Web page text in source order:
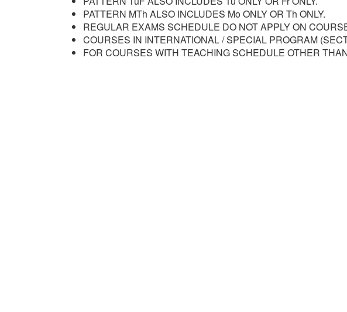
PATTERN MTh ALSO INCLUDES Mo ONLY OR Th ONLY.
REGULAR EXAMS SCHEDULE DO NOT APPLY ON
COURSES IN INTERNATIONAL / SPECIAL PROGRAM
FOR COURSES WITH TEACHING SCHEDULE OTHER